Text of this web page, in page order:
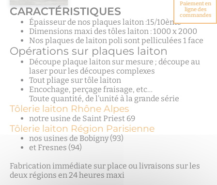
Choisir votre
porte blindée
Paiement en
ligne des
commandes
CARACTÉRISTIQUES
Épaisseur de nos plaques laiton :15/10ème
Dimensions maxi des tôles laiton : 1000 x 2000
Nos plaques de laiton poli sont pelliculées 1 face
Opérations sur plaques laiton
Découpe plaque laiton sur mesure ; découpe au
laser pour les découpes complexes
Tout pliage sur tôle laiton
Encochage, perçage fraisage, etc…
Toute quantité, de l’unité à la grande série
Tôlerie laiton Rhône Alpes
notre usine de Saint Priest 69
Tôlerie laiton Région Parisienne
nos usines de Bobigny (93)
et Fresnes (94)
Fabrication immédiate sur place ou livraisons sur les
deux régions en 24 heures maxi